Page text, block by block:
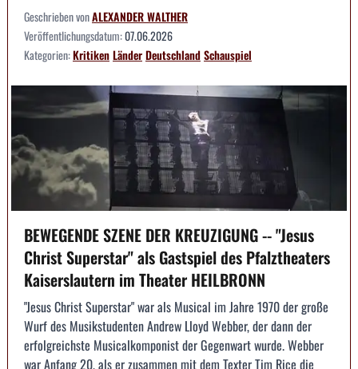
Geschrieben vonALEXANDER WALTHER
Veröffentlichungsdatum:07.06.2026
Kategorien:KritikenLänderDeutschlandSchauspiel
BEWEGENDE SZENE DER KREUZIGUNG -- "Jesus
Christ Superstar" als Gastspiel des Pfalztheaters
Kaiserslautern im Theater HEILBRONN
"Jesus Christ Superstar" war als Musical im Jahre 1970 der große
Wurf des Musikstudenten Andrew Lloyd Webber, der dann der
erfolgreichste Musicalkomponist der Gegenwart wurde. Webber
war Anfang 20, als er zusammen mit dem Texter Tim Rice die